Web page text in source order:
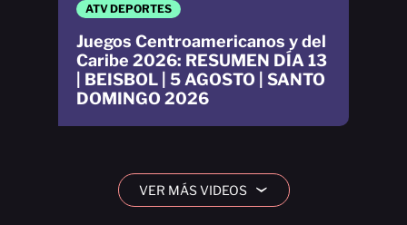
ATV DEPORTES
Juegos Centroamericanos y del
Caribe 2026: RESUMEN DÍA 13
| BEISBOL | 5 AGOSTO | SANTO
DOMINGO 2026
VER MÁS VIDEOS ›